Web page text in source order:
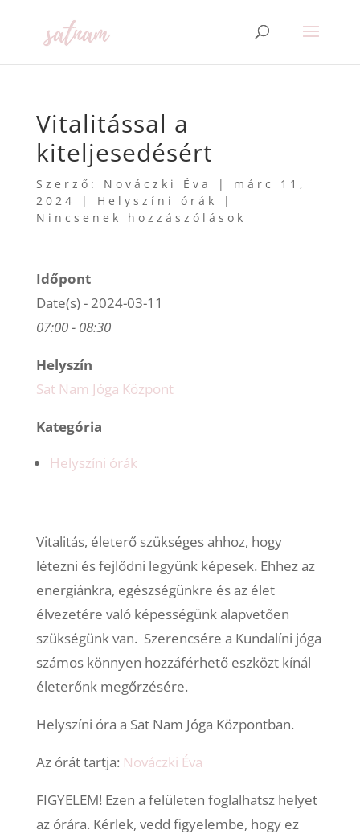
Vitalitással a
kiteljesedésért
Szerző: Nováczki Éva | márc 11,
2024
| Helyszíni órák
|
Nincsenek hozzászólások
Időpont
Date(s) - 2024-03-11
07:00 - 08:30
Helyszín
Sat Nam Jóga Központ
Kategória
Helyszíni órák
Vitalitás, életerő szükséges ahhoz, hogy
létezni és fejlődni legyünk képesek. Ehhez az
energiánkra, egészségünkre és az élet
élvezetére való képességünk alapvetően
szükségünk van. Szerencsére a Kundalíni jóga
számos könnyen hozzáférhető eszközt kínál
életerőnk megőrzésére.
Helyszíni óra a Sat Nam Jóga Központban.
Az órát tartja: Nováczki Éva
FIGYELEM! Ezen a felületen foglalhatsz helyet
az órára. Kérlek, vedd figyelembe, hogy ez